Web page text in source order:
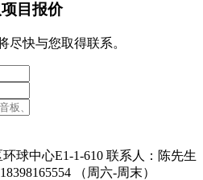
目报价
尽快与您取得联系。
球中心E1-1-610 联系人：陈先生
（周六-周末）